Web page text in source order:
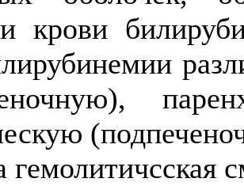
крови
гемолитичсская